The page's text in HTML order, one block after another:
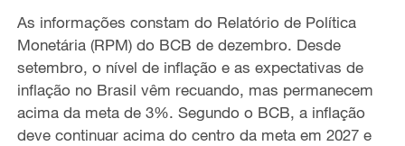
As informações constam do Relatório de Política
Monetária (RPM) do BCB de dezembro. Desde
setembro, o nível de inflação e as expectativas de
inflação no Brasil vêm recuando, mas permanecem
acima da meta de 3%. Segundo o BCB, a inflação
deve continuar acima do centro da meta em 2027 e